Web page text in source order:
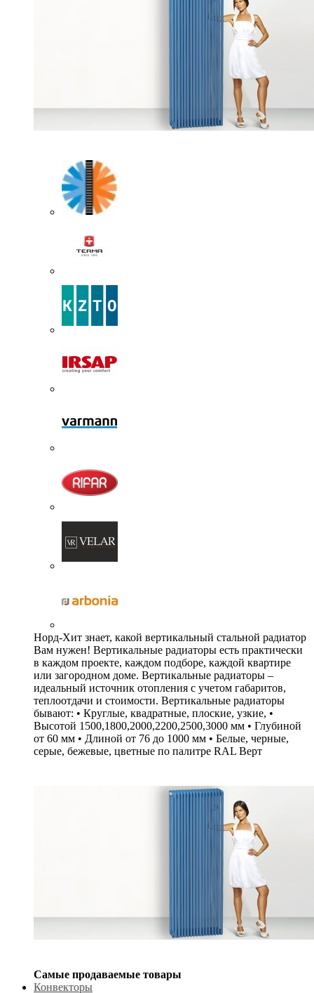
Норд-Хит знает, какой вертикальный стальной радиатор
Вам нужен! Вертикальные радиаторы есть практически
в каждом проекте, каждом подборе, каждой квартире
или загородном доме. Вертикальные радиаторы –
идеальный источник отопления с учетом габаритов,
теплоотдачи и стоимости. Вертикальные радиаторы
бывают: • Круглые, квадратные, плоские, узкие, •
Высотой 1500,1800,2000,2200,2500,3000 мм • Глубиной
от 60 мм • Длиной от 76 до 1000 мм • Белые, черные,
серые, бежевые, цветные по палитре RAL Верт
Самые продаваемые товары
Конвекторы